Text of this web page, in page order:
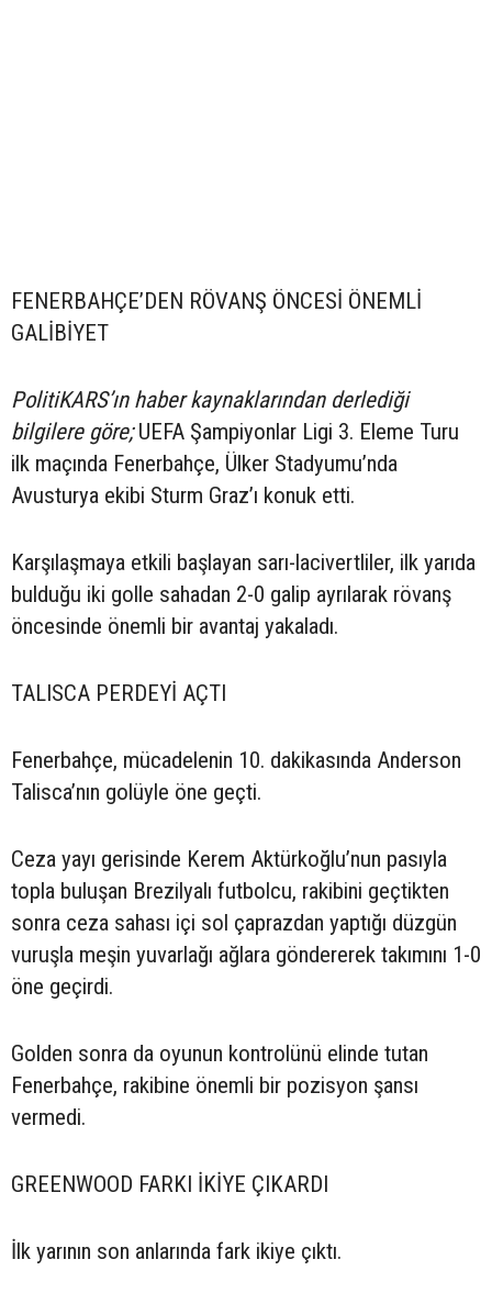
FENERBAHÇE’DEN RÖVANŞ ÖNCESİ ÖNEMLİ
GALİBİYET
PolitiKARS’ın haber kaynaklarından derlediği
bilgilere göre;UEFA Şampiyonlar Ligi 3. Eleme Turu
ilk maçında Fenerbahçe, Ülker Stadyumu’nda
Avusturya ekibi Sturm Graz’ı konuk etti.
Karşılaşmaya etkili başlayan sarı-lacivertliler, ilk yarıda
bulduğu iki golle sahadan 2-0 galip ayrılarak rövanş
öncesinde önemli bir avantaj yakaladı.
TALISCA PERDEYİ AÇTI
Fenerbahçe, mücadelenin 10. dakikasında Anderson
Talisca’nın golüyle öne geçti.
Ceza yayı gerisinde Kerem Aktürkoğlu’nun pasıyla
topla buluşan Brezilyalı futbolcu, rakibini geçtikten
sonra ceza sahası içi sol çaprazdan yaptığı düzgün
vuruşla meşin yuvarlağı ağlara göndererek takımını 1-0
öne geçirdi.
Golden sonra da oyunun kontrolünü elinde tutan
Fenerbahçe, rakibine önemli bir pozisyon şansı
vermedi.
GREENWOOD FARKI İKİYE ÇIKARDI
İlk yarının son anlarında fark ikiye çıktı.